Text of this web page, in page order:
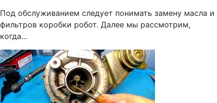
Под обслуживанием следует понимать замену масла и
фильтров коробки робот. Далее мы рассмотрим,
когда...